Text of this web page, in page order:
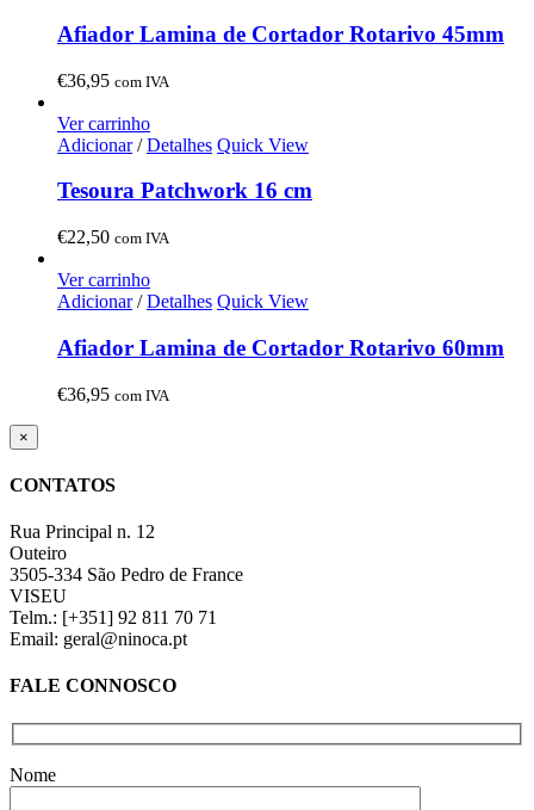
Afiador Lamina de Cortador Rotarivo 45mm
€36,95 com IVA
Ver carrinho
Adicionar/ Detalhes Quick View
Tesoura Patchwork 16 cm
€22,50 com IVA
Ver carrinho
Adicionar/ Detalhes Quick View
Afiador Lamina de Cortador Rotarivo 60mm
€36,95 com IVA
Close
product
view
×
CONTATOS
Rua Principal n. 12
Outeiro
3505-334 São Pedro de France
VISEU
Telm.: [+351] 92 811 70 71
Email: geral@ninoca.pt
FALE CONNOSCO
Nome